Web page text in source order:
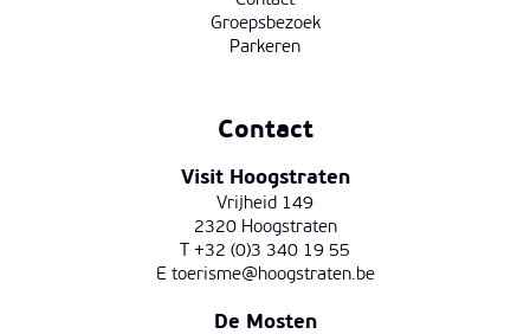
Groepsbezoek
Parkeren
Contact
Visit Hoogstraten
Vrijheid 149
2320 Hoogstraten
T +32 (0)3 340 19 55
E toerisme@hoogstraten.be
De Mosten